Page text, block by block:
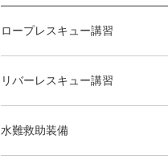
ロープレスキュー講習
リバーレスキュー講習
水難救助装備